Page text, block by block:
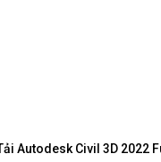
Autodesk Civil 3D 2022